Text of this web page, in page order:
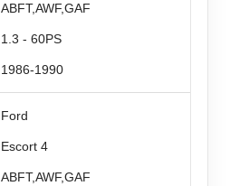
ABFT,AWF,GAF
1.3 - 60PS
1986-1990
Ford
Escort 4
ABFT,AWF,GAF